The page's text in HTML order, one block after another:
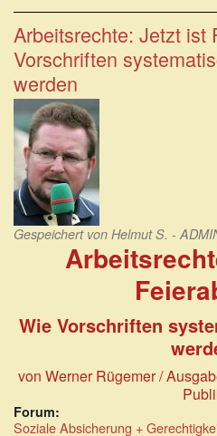
3,2
Millionen
Menschen
arbeiten
Jobs
Arbeitsrechte: Jetzt ist
Vorschriften
werden
Gespeichert von Helmut S. -
Wie Vorschriften
von Werner Rügemer/
Forum:
Soziale Absicherung +